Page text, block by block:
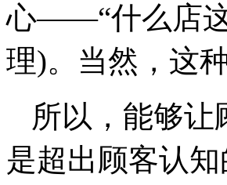
心——“什么店这
理)。当然，这
所以，能够
是超出顾客认